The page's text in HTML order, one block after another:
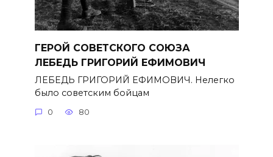
ГЕРОЙ СОВЕТСКОГО СОЮЗА
ЛЕБЕДЬ ГРИГОРИЙ ЕФИМОВИЧ
ЛЕБЕДЬ ГРИГОРИЙ ЕФИМОВИЧ. Нелегко
было советским бойцам
0 80